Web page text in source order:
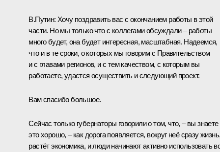
В.Путин: Хочу поздравить вас с окончанием работы в этой
части. Но мы только что с коллегами обсуждали – работы
много будет, она будет интересная, масштабная. Надеемся,
что и в те сроки, о которых мы говорим с Правительством
и с главами регионов, и с тем качеством, с которым вы
работаете, удастся осуществить и следующий проект.
Вам спасибо большое.
Сейчас только губернаторы говорили о том, что, – вы знаете
это хорошо, – как дорога появляется, вокруг неё сразу
растёт экономика, и люди начинают активно использовать